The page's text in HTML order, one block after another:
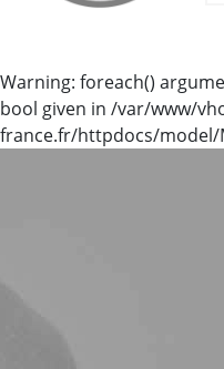
Warning: foreach()
bool given in /var/www/
france.fr/httpdocs/model/